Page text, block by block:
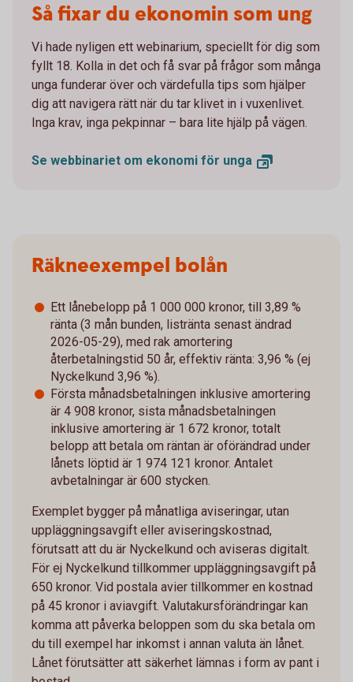
Så fixar du ekonomin som ung
Vi hade nyligen ett webinarium, speciellt för dig som
fyllt 18. Kolla in det och få svar på frågor som många
unga funderar över och värdefulla tips som hjälper
dig att navigera rätt när du tar klivet in i vuxenlivet.
Inga krav, inga pekpinnar – bara lite hjälp på vägen.
Se webbinariet om ekonomi för unga
Räkneexempel bolån
Ett lånebelopp på 1 000 000 kronor, till 3,89 %
ränta (3 mån bunden, listränta senast ändrad
2026-05-29), med rak amortering
återbetalningstid 50 år, effektiv ränta: 3,96 % (ej
Nyckelkund 3,96 %).
Första månadsbetalningen inklusive amortering
är 4 908 kronor, sista månadsbetalningen
inklusive amortering är 1 672 kronor, totalt
belopp att betala om räntan är oförändrad under
lånets löptid är 1 974 121 kronor. Antalet
avbetalningar är 600 stycken.
Exemplet bygger på månatliga aviseringar, utan
uppläggningsavgift eller aviseringskostnad,
förutsatt att du är Nyckelkund och aviseras digitalt.
För ej Nyckelkund tillkommer uppläggningsavgift på
650 kronor. Vid postala avier tillkommer en kostnad
på 45 kronor i aviavgift. Valutakursförändringar kan
komma att påverka beloppen som du ska betala om
du till exempel har inkomst i annan valuta än lånet.
Lånet förutsätter att säkerhet lämnas i form av pant i